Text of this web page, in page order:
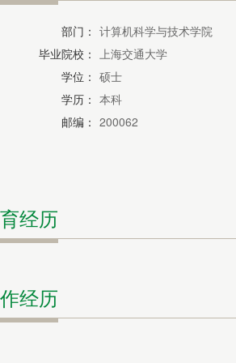
部门： 计算机科学与技术学院
毕业院校： 上海交通大学
学位： 硕士
学历： 本科
邮编： 200062
经历
经历